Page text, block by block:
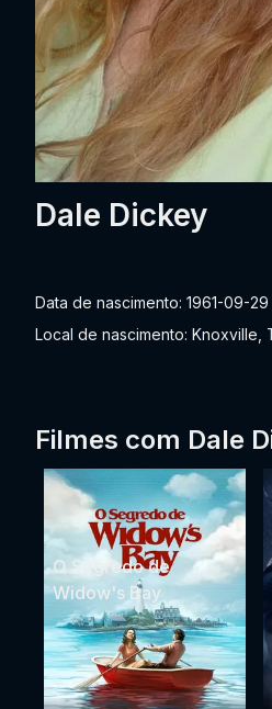
Dale Dickey
Data de nascimento: 1961-09-29
Local de nascimento: Knoxville,
Filmes com Dale
O Segredo de
Widow's Bay